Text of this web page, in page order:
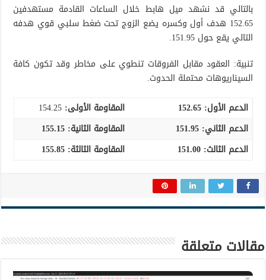
بالتالي قد نشهد ميل هابط خلال الساعات القادمة مستهدفين
152.65 هدف أول وكسره يضع الزوج تحت ضغط سلبي قوي هدفه
التالي يقع حول 151.95.
تنبية: العقود مقابل الفروقات تنطوي على مخاطر وقد تكون كافة
السيناريوهات محتملة الحدوث.
الدعم الأول: 152.65 المقاومة الأولى:
الدعم الثاني: 151.95 المقاومة الثانية: 155.15
الدعم الثالث:
المقاومة الثالثة: 155.85
مقالات متعلقة